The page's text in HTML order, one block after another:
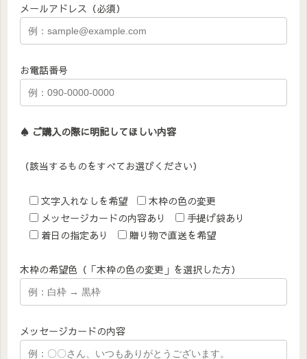
メールアドレス（必須）
お電話番号
♠︎ ご購入の際に明記してほしい内容
（該当するものをすべてお選びください）
文字入れなしを希望
木枠の色の変更
メッセージカードの内容あり
手提げ袋あり
着日の指定あり
贈り物で直送を希望
木枠の希望色（「木枠の色の変更」を選択した方）
メッセージカードの内容